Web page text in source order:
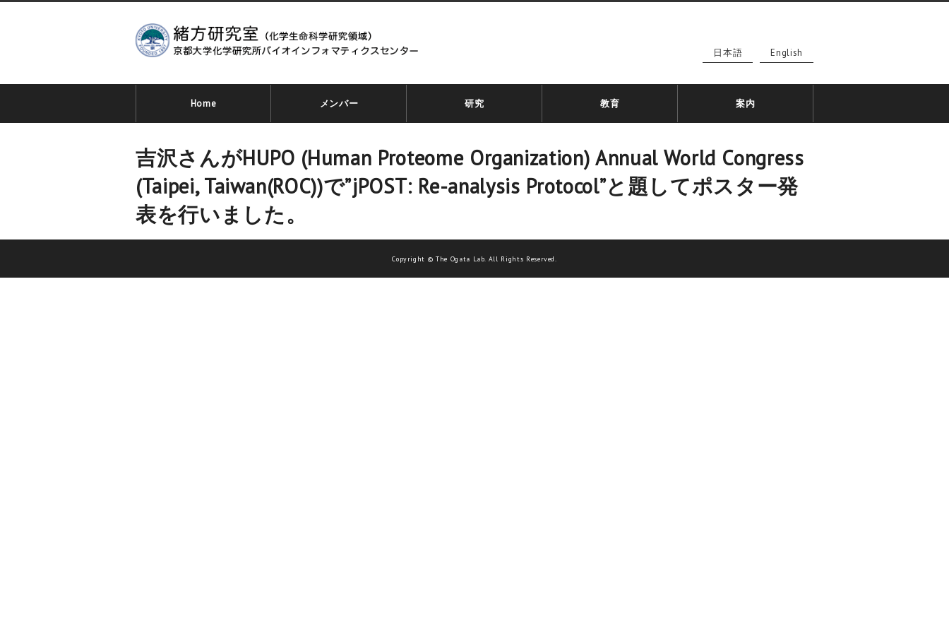
日本語 English
Home メンバー 研究 教育 案内
吉沢さんがHUPO (Human Proteome Organization) Annual World Congress
(Taipei, Taiwan(ROC))で”jPOST: Re-analysis Protocol”と題してポスター発
表を行いました。
Copyright © The Ogata Lab. All Rights Reserved.